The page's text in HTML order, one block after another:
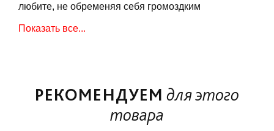
любите, не обременяя себя громоздким
Несмотря на свои компактные габариты,
популярная модель вмещает целую индейку или
свиной окорок благодаря высокой крышке, больше
Показать все...
РЕКОМЕНДУЕМ для этого
товара